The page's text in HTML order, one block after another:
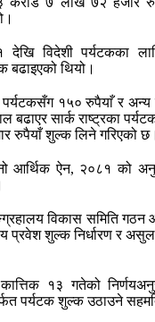
विदेशी पर्यटकका
थियो।
पर्यटकसँग १५० रुपैयाँ र
बढाएर सार्क राष्ट्रका
रुपैयाँ शुल्क लिने गरिएको छ।
आर्थिक ऐन, २०८१ को
विकास समिति
प्रवेश शुल्क निर्धारण र असुल
१३ गतेको
पर्यटक शुल्क उठाउने